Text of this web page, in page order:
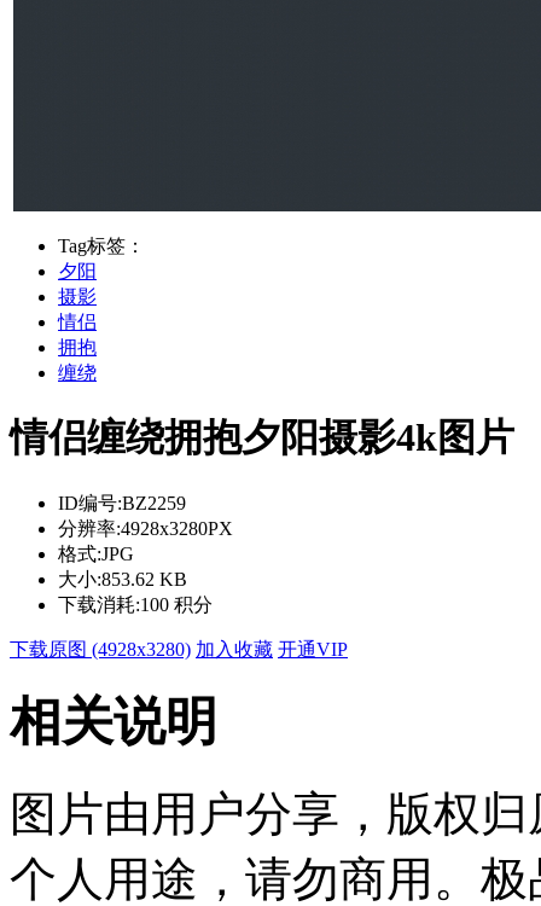
Tag标签：
夕阳
摄影
情侣
拥抱
缠绕
情侣缠绕拥抱夕阳摄影4k图片
ID编号:BZ2259
分辨率:4928x3280PX
格式:JPG
大小:853.62 KB
下载消耗:100 积分
下载原图 (4928x3280) 加入收藏 开通VIP
相关说明
图片由用户分享，版权
个人用途，请勿商用。